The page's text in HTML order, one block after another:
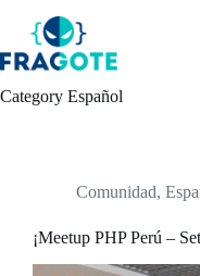
content
Category Español
Comunidad,
¡Meetup PHP Perú –